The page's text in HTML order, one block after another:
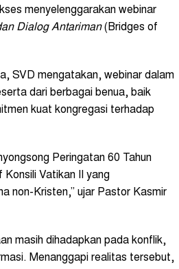
menyelenggarakan webinar
Dialog Antariman(Bridges of
SVD mengatakan, webinar dalam
dari berbagai benua, baik
kuat kongregasi terhadap
Peringatan 60 Tahun
Vatikan II yang
non-Kristen,” ujar Pastor Kasmir
masih dihadapkan pada konflik,
Menanggapi realitas tersebut,